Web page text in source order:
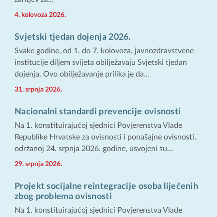
4. kolovoza 2026.
Svjetski tjedan dojenja 2026.
Svake godine, od 1. do 7. kolovoza, javnozdravstvene
institucije diljem svijeta obilježavaju Svjetski tjedan
dojenja. Ovo obilježavanje prilika je da…
31. srpnja 2026.
Nacionalni standardi prevencije ovisnosti
Na 1. konstituirajućoj sjednici Povjerenstva Vlade
Republike Hrvatske za ovisnosti i ponašajne ovisnosti,
održanoj 24. srpnja 2026. godine, usvojeni su…
29. srpnja 2026.
Projekt socijalne reintegracije osoba liječenih
zbog problema ovisnosti
Na 1. konstituirajućoj sjednici Povjerenstva Vlade